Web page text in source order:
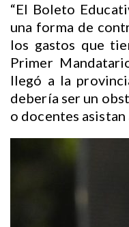
“El Boleto
una forma de
los gastos que
Primer
llegó a la
debería ser un
o docentes asistan